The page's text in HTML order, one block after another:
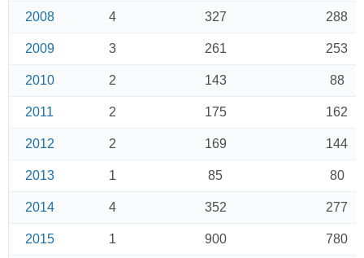
2008 4 327 288
2009 3 261 253
2010 2 143 88
2011 2 175 162
2012 2 169 144
2013 1 85 80
2014 4 352 277
2015 1 900 780